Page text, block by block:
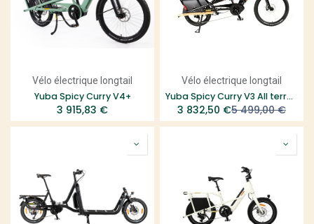
Vélo électrique longtail
Yuba Spicy Curry V4+
3 915,83 €
Vélo électrique longtail
Yuba Spicy Curry V3 All terrain équipé - Ring + Hold On Bars
3 832,50 €5 499,00€